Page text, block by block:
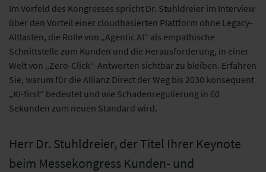
Im Vorfeld des Kongresses spricht Dr. Stuhldreier im Interview
über den Vorteil einer cloudbasierten Plattform ohne Legacy-
Altlasten, die Rolle von „Agentic AI“ als empathische
Schnittstelle zum Kunden und die Herausforderung, in einer
Welt von „Zero-Click“-Antworten sichtbar zu bleiben. Erfahren
Sie, warum für die Allianz Direct der Weg bis 2030 konsequent
„KI-first“ bedeutet und wie Schadenregulierung in 60
Sekunden zum neuen Standard wird.
Herr Dr. Stuhldreier, der Titel Ihrer Keynote
beim Messekongress Kunden- und